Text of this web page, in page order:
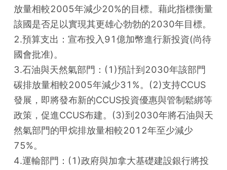
放量相較2005年減少20%的目標。藉此指標衡量
該國是否足以實現其更雄心勃勃的2030年目標。
2.預算支出：宣布投入91億加幣進行新投資(尚待
國會批准)。
3.石油與天然氣部門：(1)預計到2030年該部門
碳排放量相較2005年減少31%。(2)支持CCUS
發展，即將發布新的CCUS投資優惠與管制鬆綁等
政策，促進CCUS布建。(3)到2030年將石油與天
然氣部門的甲烷排放量相較2012年至少減少
75%。
4.運輸部門：(1)政府與加拿大基礎建設銀行將投